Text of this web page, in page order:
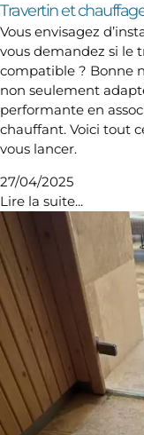
Travertin et
Vous envisagez
vous demandez si le
compatible ? Bonne
non seulement
performante en
chauffant. Voici tout
vous lancer.
27/04/2025
Lire la suite...